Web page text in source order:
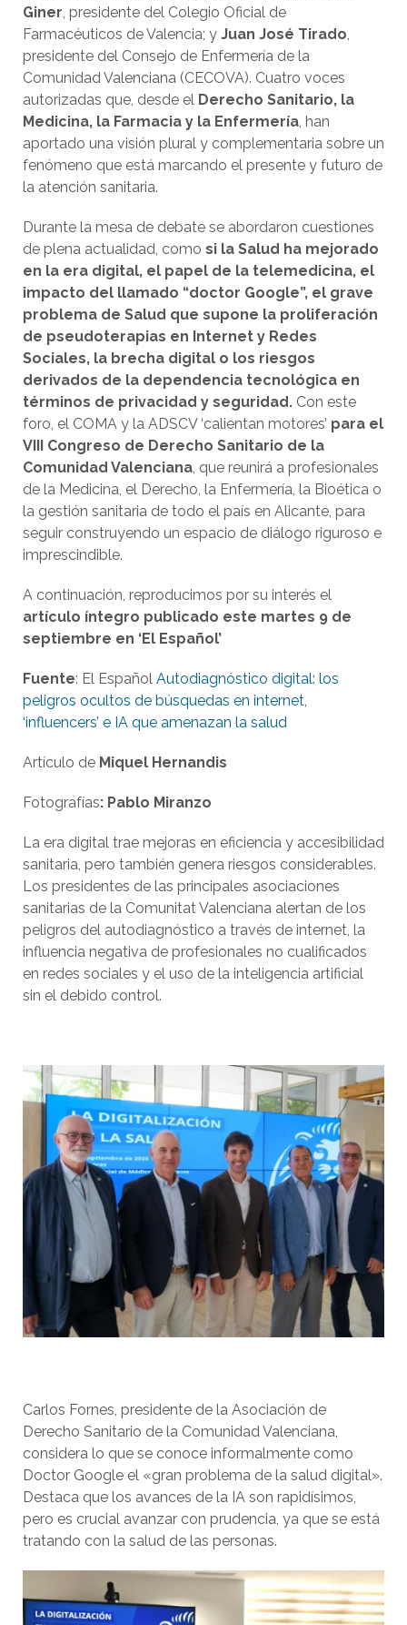
Giner, presidente del Colegio Oficial de
Farmacéuticos de Valencia; y Juan José Tirado,
presidente del Consejo de Enfermería de la
Comunidad Valenciana (CECOVA). Cuatro voces
autorizadas que, desde el Derecho Sanitario, la
Medicina, la Farmacia y la Enfermería, han
aportado una visión plural y complementaria sobre un
fenómeno que está marcando el presente y futuro de
la atención sanitaria.
Durante la mesa de debate se abordaron cuestiones
de plena actualidad, como si la Salud ha mejorado
en la era digital, el papel de la telemedicina, el
impacto del llamado “doctor Google”, el grave
problema de Salud que supone la proliferación
de pseudoterapias en Internet y Redes
Sociales, la brecha digital o los riesgos
derivados de la dependencia tecnológica en
términos de privacidad y seguridad. Con este
foro, el COMA y la ADSCV ‘calientan motores’ para el
VIII Congreso de Derecho Sanitario de la
Comunidad Valenciana, que reunirá a profesionales
de la Medicina, el Derecho, la Enfermería, la Bioética o
la gestión sanitaria de todo el país en Alicante, para
seguir construyendo un espacio de diálogo riguroso e
imprescindible.
A continuación, reproducimos por su interés el
artículo íntegro publicado este martes 9 de
septiembre en ‘El Español’
Fuente: El Español Autodiagnóstico digital: los
peligros ocultos de búsquedas en internet,
‘influencers’ e IA que amenazan la salud
Artículo de Miquel Hernandis
Fotografías: Pablo Miranzo
La era digital trae mejoras en eficiencia y accesibilidad
sanitaria, pero también genera riesgos considerables.
Los presidentes de las principales asociaciones
sanitarias de la Comunitat Valenciana alertan de los
peligros del autodiagnóstico a través de internet, la
influencia negativa de profesionales no cualificados
en redes sociales y el uso de la inteligencia artificial
sin el debido control.
Carlos Fornes, presidente de la Asociación de
Derecho Sanitario de la Comunidad Valenciana,
considera lo que se conoce informalmente como
Doctor Google el «gran problema de la salud digital».
Destaca que los avances de la IA son rapidísimos,
pero es crucial avanzar con prudencia, ya que se está
tratando con la salud de las personas.